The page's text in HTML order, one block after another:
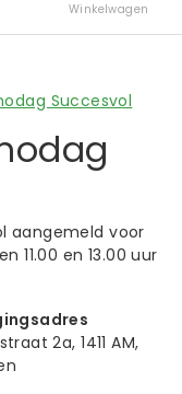
Winkelwagen
Succesvol
aangemeld voor
11.00 en 13.00 uur
2a, 1411 AM,